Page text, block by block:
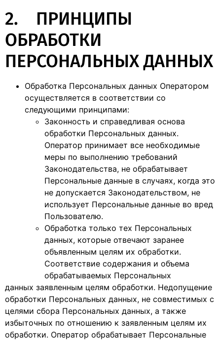
2. ПРИНЦИПЫ
ОБРАБОТКИ
ПЕРСОНАЛЬНЫХ ДАННЫХ
Обработка Персональных данных Оператором
осуществляется в соответствии со
следующими принципами:
Законность и справедливая основа
обработки Персональных данных.
Оператор принимает все необходимые
меры по выполнению требований
Законодательства, не обрабатывает
Персональные данные в случаях, когда это
не допускается Законодательством, не
использует Персональные данные во вред
Пользователю.
Обработка только тех Персональных
данных, которые отвечают заранее
объявленным целям их обработки.
Соответствие содержания и объема
обрабатываемых Персональных
данных заявленным целям обработки. Недопущение
обработки Персональных данных, не совместимых с
целями сбора Персональных данных, а также
избыточных по отношению к заявленным целям их
обработки. Оператор обрабатывает Персональные